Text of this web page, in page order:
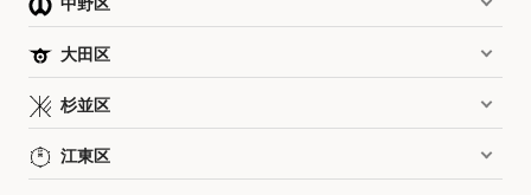
大田区
杉並区
江東区